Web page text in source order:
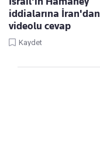
iddialarına İran'dan
videolu cevap
Kaydet